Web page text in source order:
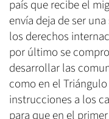
país que recibe el
envía deja de ser
los derechos
por último se
desarrollar las
como en el
instrucciones a los